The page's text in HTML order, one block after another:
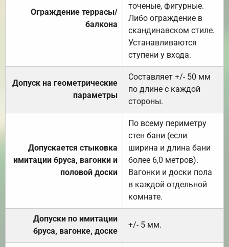
Ограждение террасы/
балкона
точеные, фигурные.
Либо ограждение в
скандинавском стиле.
Устанавливаются
ступени у входа.
Допуск на геометрические
параметры
Составляет +/- 50 мм
по длине с каждой
стороны.
Допускается стыковка
имитации бруса, вагонки и
половой доски
По всему периметру
стен бани (если
ширина и длина бани
более 6,0 метров).
Вагонки и доски пола
в каждой отдельной
комнате.
Допуски по имитации
бруса, вагонке, доске
+/- 5 мм.